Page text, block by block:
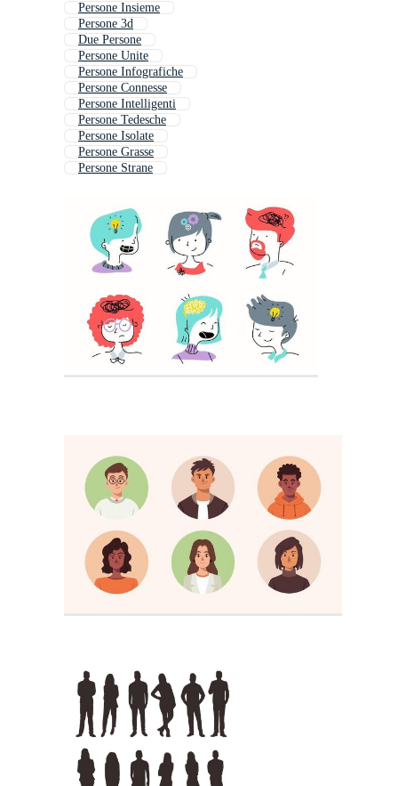
Persone Insieme
Persone 3d
Due Persone
Persone Unite
Persone Infografiche
Persone Connesse
Persone Intelligenti
Persone Tedesche
Persone Isolate
Persone Grasse
Persone Strane